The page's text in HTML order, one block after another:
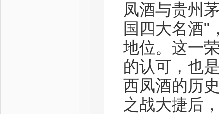
凤酒与贵州
国四大名酒"
地位。这一
的认可，也
西凤酒的历
之战大捷后